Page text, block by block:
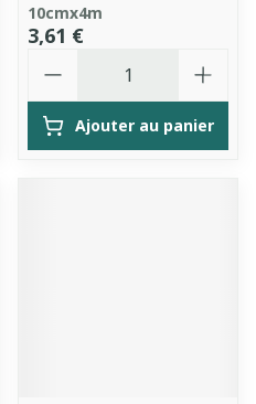
10cmx4m
3,61 €
Ajouter au panier